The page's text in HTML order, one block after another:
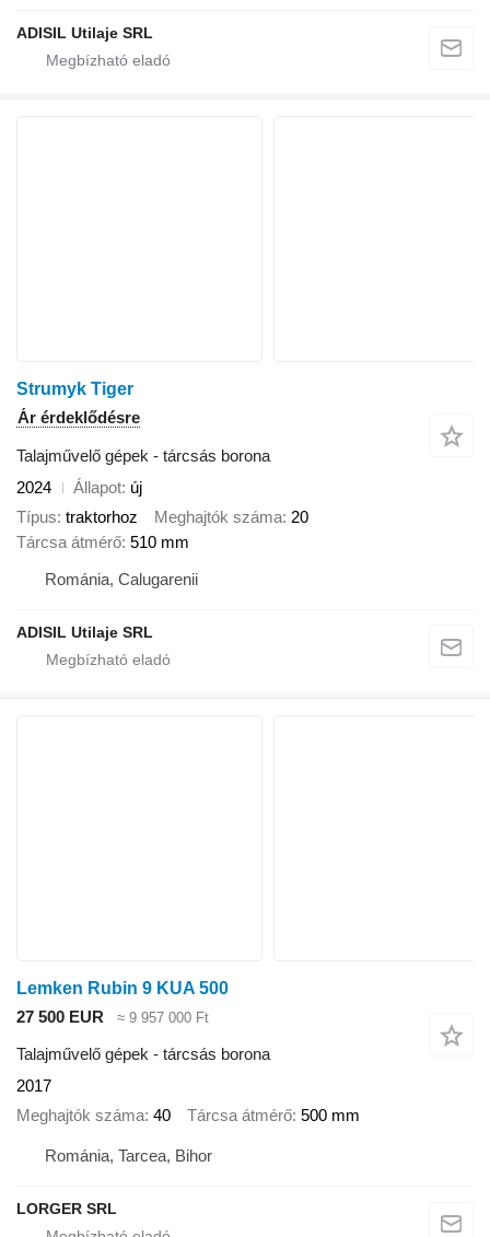
ADISIL Utilaje SRL
Strumyk Tiger
Ár érdeklődésre
Talajművelő gépek - tárcsás borona
2024
Állapot új
Típus traktorhoz Meghajtók száma 20
Tárcsa átmérő 510 mm
Románia, Calugarenii
ADISIL Utilaje SRL
Lemken Rubin 9 KUA 500
27 500 EUR
≈ 9 957 000 Ft
Talajművelő gépek - tárcsás borona
2017
Meghajtók száma 40 Tárcsa átmérő 500 mm
Románia, Tarcea, Bihor
LORGER SRL